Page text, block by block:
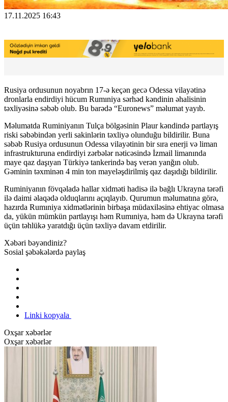
17.11.2025 16:43
Rusiya ordusunun noyabrın 17-ə keçən gecə Odessa vilayətinə
dronlarla endirdiyi hücum Rumıniya sərhəd kəndinin əhalisinin
təxliyəsinə səbəb olub. Bu barədə “Euronews” məlumat yayıb.
Məlumatda Ruminiyanın Tulça bölgəsinin Plaur kəndində partlayış
riski səbəbindən yerli sakinlərin təxliyə olunduğu bildirilir. Buna
səbəb Rusiya ordusunun Odessa vilayətinin bir sıra enerji və liman
infrastrukturuna endirdiyi zərbələr nəticəsində İzmail limanında
maye qaz daşıyan Türkiyə tankerində baş verən yanğın olub.
Gəminin təxminən 4 min ton mayeləşdirilmiş qaz daşıdığı bildirilir.
Ruminiyanın fövqəladə hallar xidməti hadisə ilə bağlı Ukrayna tərəfi
ilə daimi əlaqədə olduqlarını açıqlayıb. Qurumun məlumatına görə,
hazırda Rumıniya xidmətlərinin birbaşa müdaxiləsinə ehtiyac olmasa
da, yükün mümkün partlayışı həm Rumıniya, həm də Ukrayna tərəfi
üçün təhlükə yaratdığı üçün təxliyə davam etdirilir.
Xəbəri bəyəndiniz?
Sosial şəbəkələrdə paylaş
Linki kopyala
Oxşar xəbərlər
Oxşar xəbərlər